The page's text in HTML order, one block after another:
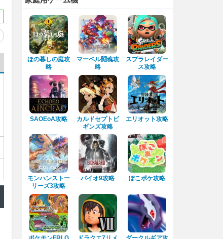
ほの暮しの庭攻
略
マーベル闘魂攻
略
スプラレイダー
ス攻略
SAOEoA攻略
カルドセプトビ
ギンズ攻略
エリオット攻略
モンハンストー
リーズ3攻略
バイオ9攻略 ぽこポケ攻略